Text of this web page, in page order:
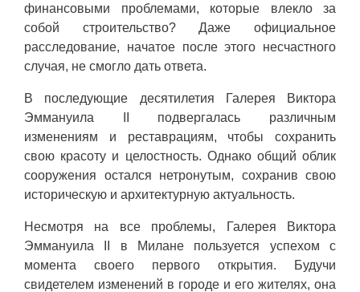
финансовыми проблемами, которые влекло за
собой строительство? Даже официальное
расследование, начатое после этого несчастного
случая, не смогло дать ответа.
В последующие десятилетия Галерея Виктора
Эммануила II подвергалась различным
изменениям и реставрациям, чтобы сохранить
свою красоту и целостность. Однако общий облик
сооружения остался нетронутым, сохранив свою
историческую и архитектурную актуальность.
Несмотря на все проблемы, Галерея Виктора
Эммануила II в Милане пользуется успехом с
момента своего первого открытия. Будучи
свидетелем изменений в городе и его жителях, она